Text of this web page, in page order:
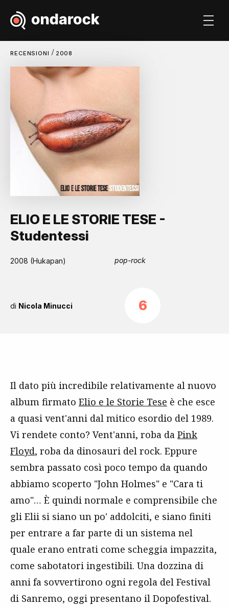
RECENSIONI / 2008
ELIO E LE STORIE TESE -
Studentessi
2008 (Hukapan) pop-rock
di Nicola Minucci 6
Il dato più incredibile relativamente al nuovo
album firmato Elio e le Storie Tese è che esce
a quasi vent'anni dal mitico esordio del 1989.
Vi rendete conto? Vent'anni, roba da Pink
Floyd, roba da dinosauri del rock. Eppure
sembra passato così poco tempo da quando
abbiamo scoperto "John Holmes" e "Cara ti
amo"… È quindi normale e comprensibile che
gli Elii si siano un po' addolciti, e siano finiti
per entrare a far parte di un sistema nel
quale erano entrati come scheggia impazzita,
come sabotatori ingestibili. Una dozzina di
anni fa sovvertirono ogni regola del Festival
di Sanremo, oggi presentano il Dopofestival.